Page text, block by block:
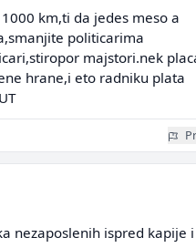
km,ti da jedes meso a
politicarima
majstori.nek
hrane,i eto radniku plata
nezaposlenih ispred kapije